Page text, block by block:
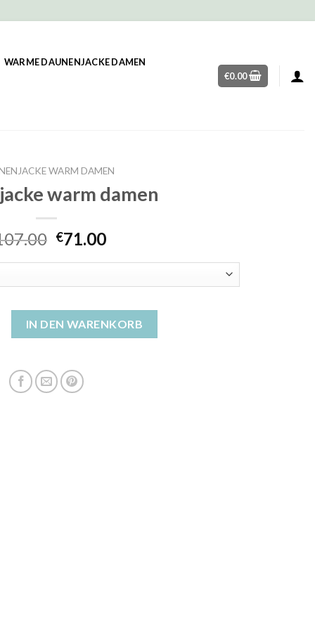
WARME DAUNENJACKE DAMEN
€0.00
WARM DAMEN
warm damen
€71.00
IN DEN WARENKORB